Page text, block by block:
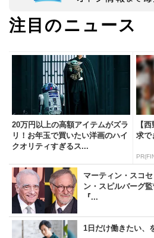
注目のニュース
20万円以上の高額アイテムがズラ
リ！お年玉で買いたい洋画のハイ
クオリティすぎるス...
【
求で
マーティン・スコ
ン・スピルバーグ
『...
1日だけ働きたい、